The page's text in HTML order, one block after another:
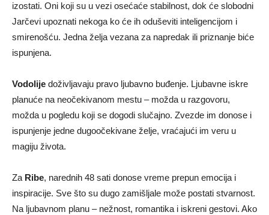
izostati. Oni koji su u vezi osećaće stabilnost, dok će slobodni
Jarčevi upoznati nekoga ko će ih oduševiti inteligencijom i
smirenošću. Jedna želja vezana za napredak ili priznanje biće
ispunjena.
Vodolije doživljavaju pravo ljubavno buđenje. Ljubavne iskre
planuće na neočekivanom mestu – možda u razgovoru,
možda u pogledu koji se dogodi slučajno. Zvezde im donose i
ispunjenje jedne dugoočekivane želje, vraćajući im veru u
magiju života.
Za Ribe, narednih 48 sati donose vreme prepun emocija i
inspiracije. Sve što su dugo zamišljale može postati stvarnost.
Na ljubavnom planu – nežnost, romantika i iskreni gestovi. Ako